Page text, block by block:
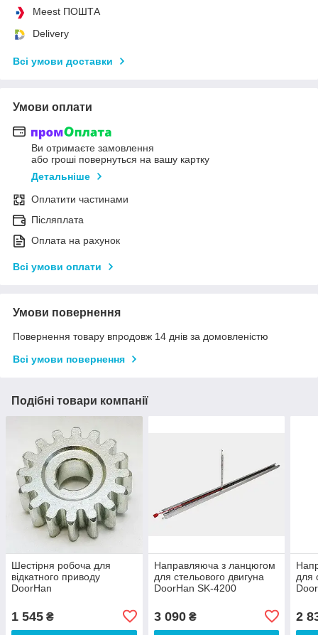
Meest ПОШТА
Delivery
Всі умови доставки
Умови оплати
Ви отримаєте замовлення
або гроші повернуться на вашу картку
Детальніше
Оплатити частинами
Післяплата
Оплата на рахунок
Всі умови оплати
Умови повернення
Повернення товару впродовж 14 днів за домовленістю
Всі умови повернення
Подібні товари компанії
Шестірня робоча для
відкатного приводу
DoorHan
1 545 ₴
Направляюча з ланцюгом
для стельового двигуна
DoorHan SK-4200
3 090₴
для
2